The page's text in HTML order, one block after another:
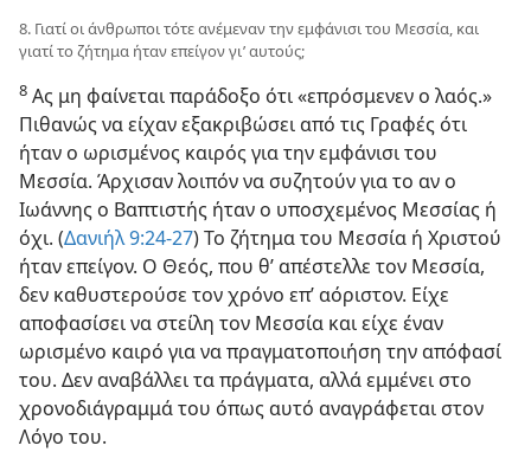
8. Γιατί οι άνθρωποι τότε ανέμεναν την εμφάνισι του Μεσσία, και
γιατί το ζήτημα ήταν επείγον γι’ αυτούς;
8 Ας μη φαίνεται παράδοξο ότι «επρόσμενεν ο λαός.»
Πιθανώς να είχαν εξακριβώσει από τις Γραφές ότι
ήταν ο ωρισμένος καιρός για την εμφάνισι του
Μεσσία. Άρχισαν λοιπόν να συζητούν για το αν ο
Ιωάννης ο Βαπτιστής ήταν ο υποσχεμένος Μεσσίας ή
όχι. (Δανιήλ 9:24-27) Το ζήτημα του Μεσσία ή Χριστού
ήταν επείγον. Ο Θεός, που θ’ απέστελλε τον Μεσσία,
δεν καθυστερούσε τον χρόνο επ’ αόριστον. Είχε
αποφασίσει να στείλη τον Μεσσία και είχε έναν
ωρισμένο καιρό για να πραγματοποιήση την απόφασί
του. Δεν αναβάλλει τα πράγματα, αλλά εμμένει στο
χρονοδιάγραμμά του όπως αυτό αναγράφεται στον
Λόγο του.